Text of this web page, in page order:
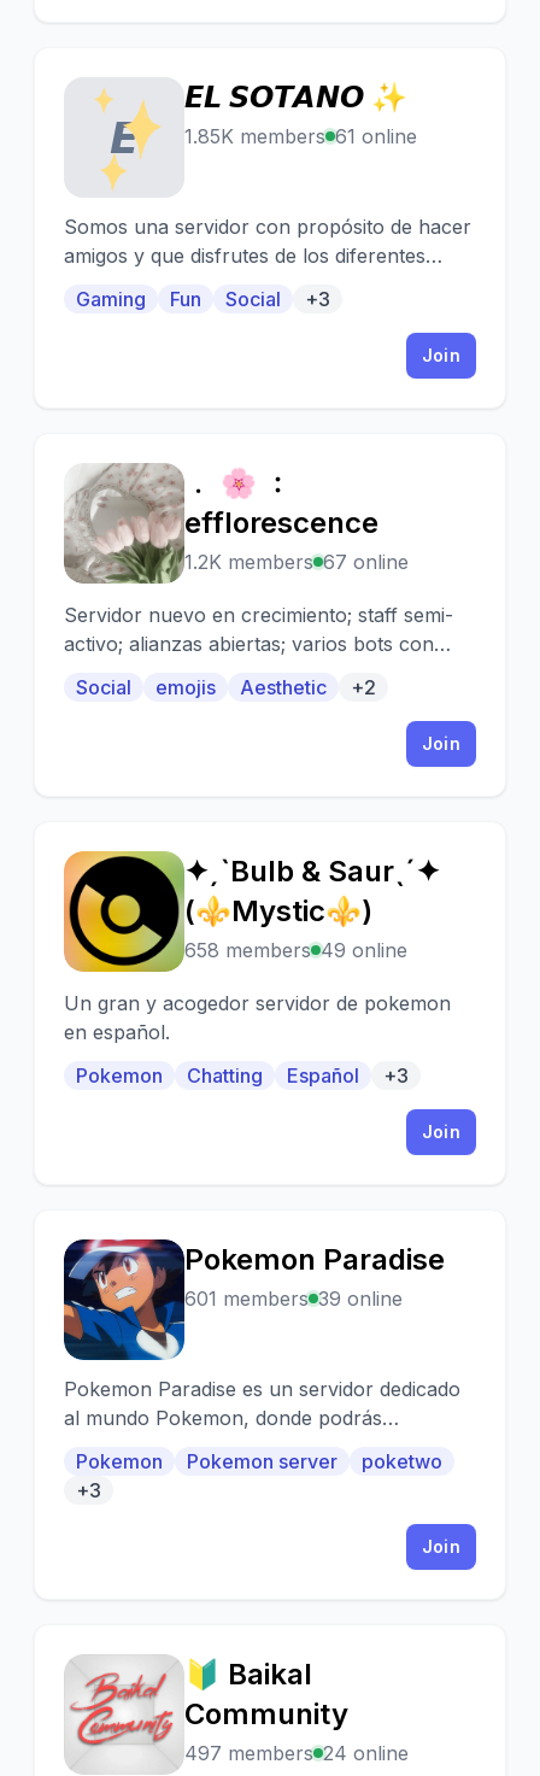
𝙀
𝙀𝙇 𝙎𝙊𝙏𝘼𝙉𝙊 ✨
1.85K members 61 online
Somos una servidor con propósito de hacer
amigos y que disfrutes de los diferentes
Gaming Fun Social +3
Join
﹒
﹒ 🌸 ﹕
efflorescence
1.2K members 67 online
Servidor nuevo en crecimiento; staff semi-
activo; alianzas abiertas; varios bots con
Social emojis Aesthetic +2
Join
✦
✦ˏˋBulb & Saurˎˊ✦
(⚜Mystic⚜)
658 members 49 online
Un gran y acogedor servidor de pokemon
en español.
Pokemon
Chatting Español +3
Join
P
Pokemon Paradise
601 members 39 online
Pokemon Paradise es un servidor dedicado
al mundo Pokemon, donde podrás
comunidad llena de eventos, torneos,
sorteos y muchas sorpresas mas, Únete!
Pokemon Pokemon server
poketwo
+3
Join
🔰
🔰 Baikal
Community
497 members 24 online